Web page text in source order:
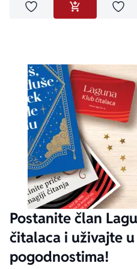
Dodaj u omiljeneDODAJ U KORPU
Postanite član
čitalaca i uživajte
pogodnostima!